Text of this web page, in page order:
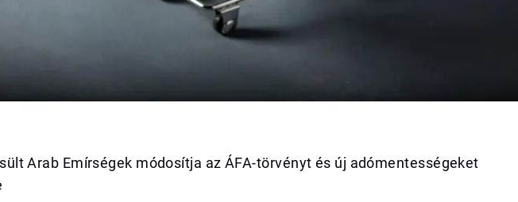
Arab Emírségek módosítja az ÁFA-törvényt és új adómentességeket